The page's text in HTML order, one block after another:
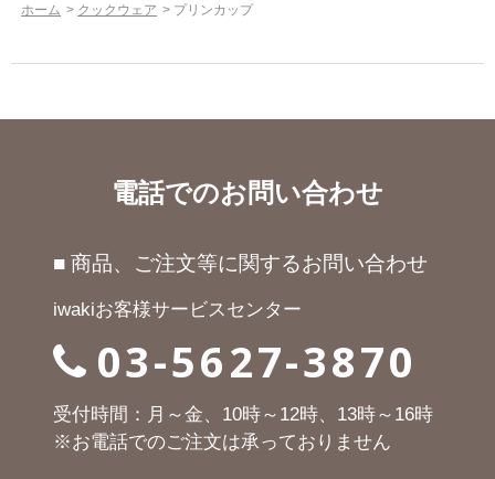
ホーム > クックウェア > プリンカップ
電話でのお問い合わせ
■ 商品、ご注文等に関するお問い合わせ
iwakiお客様サービスセンター
03-5627-3870
受付時間：月～金、10時～12時、13時～16時
※お電話でのご注文は承っておりません